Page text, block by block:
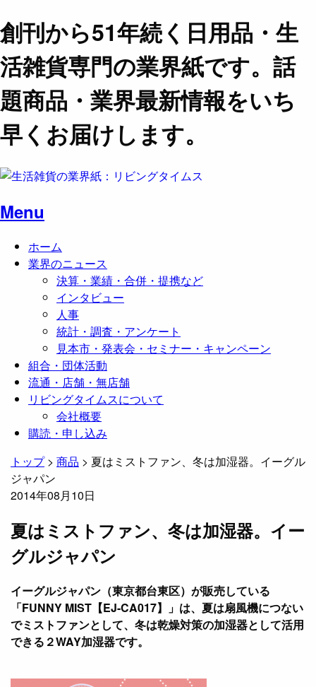
創刊から51年続く日用品・生
活雑貨専門の業界紙です。話
題商品・業界最新情報をいち
早くお届けします。
Menu
ホーム
業界のニュース
決算・業績・合併・提携など
インタビュー
人事
統計・調査・アンケート
見本市・発表会・セミナー・キャンペーン
組合・団体活動
流通・店舗・無店舗
リビングタイムスについて
会社概要
購読・申し込み
トップ> 商品 > 夏はミストファン、冬は加湿器。イーグル
ジャパン
2014年08月10日
夏はミストファン、冬は加湿器。イー
グルジャパン
イーグルジャパン（東京都台東区）が販売している
「FUNNY MIST【EJ-CA017】」は、夏は扇風機につない
でミストファンとして、冬は乾燥対策の加湿器として活用
できる２WAY加湿器です。